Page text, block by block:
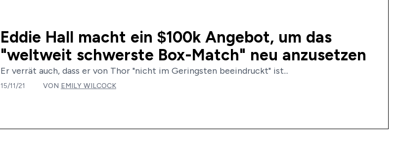
Eddie Hall macht ein $100k Angebot, um das
"weltweit schwerste Box-Match" neu anzusetzen
Er verrät auch, dass er von Thor "nicht im Geringsten beeindruckt" ist...
15/11/21 VON EMILY WILCOCK